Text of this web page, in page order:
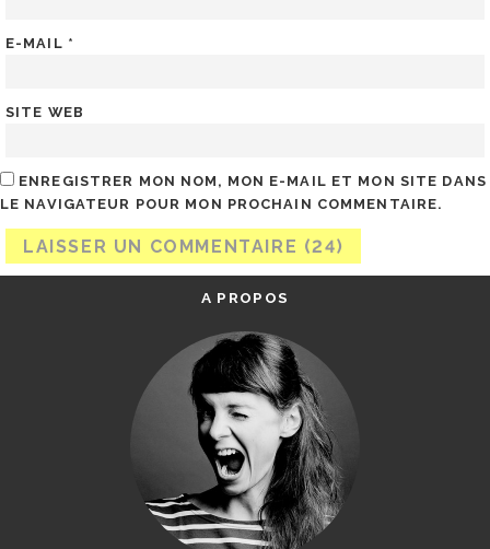
E-MAIL *
SITE WEB
ENREGISTRER MON NOM, MON E-MAIL ET MON SITE DANS
LE NAVIGATEUR POUR MON PROCHAIN COMMENTAIRE.
A PROPOS